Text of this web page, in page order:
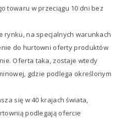
towaru w przeciągu 10 dni bez
rynku, na specjalnych warunkach
do hurtowni oferty produktów
Oferta taka, zostaje wtedy
gdzie podlega określonym
się w 40 krajach świata,
podlegają ofercie